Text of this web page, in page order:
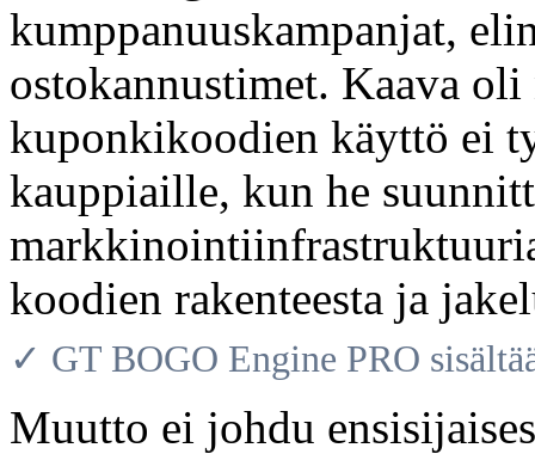
kumppanuuskampanjat,
ostokannustimet. Kaava
kuponkikoodien käyttö ei
kauppiaille, kun he
koodien rakenteesta ja
✓ GT BOGO Engine PRO
Muutto ei johdu